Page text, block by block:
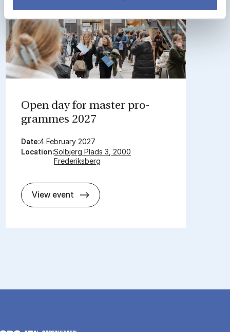
Open day for mas­ter pro­
grammes 2027
Date:4 February 2027
Location:Solbjerg Plads 3, 2000
Frederiksberg
View event Open day for mas­ter pro­grammes